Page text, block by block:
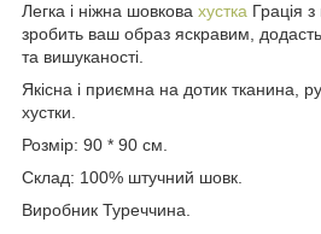
Легка і ніжна шовкова хустка Грація
зробить ваш образ яскравим,
та вишуканості.
Якісна і приємна на дотик тканина,
хустки.
Розмір: 90 * 90 см.
Склад: 100% штучний шовк.
Виробник Туреччина.